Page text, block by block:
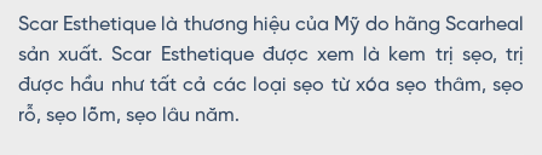
Scar Esthetique là thương hiệu của Mỹ do hãng Scarheal
sản xuất. Scar Esthetique được xem là kem trị sẹo, trị
được hầu như tất cả các loại sẹo từ xóa sẹo thâm, sẹo
rỗ, sẹo lõm, sẹo lâu năm.